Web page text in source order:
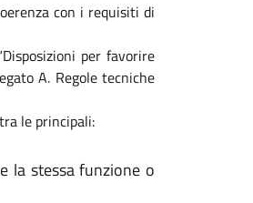
con i requisiti di
per favorire
A. Regole tecniche
le principali:
la stessa funzione o